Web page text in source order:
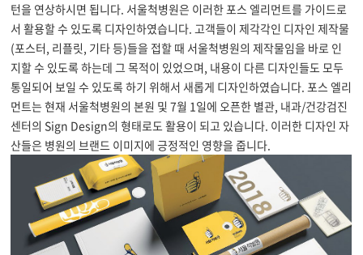
턴을 연상하시면 됩니다. 서울척병원은 이러한 포스 엘리먼트를 가이드로
서 활용할 수 있도록 디자인하였습니다. 고객들이 제각각인 디자인 제작물
(포스터, 리플릿, 기타 등)들을 접할 때 서울척병원의 제작물임을 바로 인
지할 수 있도록 하는데 그 목적이 있었으며, 내용이 다른 디자인들도 모두
통일되어 보일 수 있도록 하기 위해서 새롭게 디자인하였습니다. 포스 엘리
먼트는 현재 서울척병원의 본원 및 7월 1일에 오픈한 별관, 내과/건강검진
센터의 Sign Design의 형태로도 활용이 되고 있습니다. 이러한 디자인 자
산들은 병원의 브랜드 이미지에 긍정적인 영향을 줍니다.